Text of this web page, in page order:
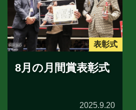
表彰式
8月の月間賞表彰式
2025.9.20